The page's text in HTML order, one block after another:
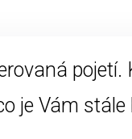
pojetí.
je Vám stále